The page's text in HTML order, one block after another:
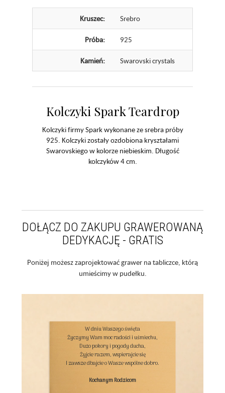
Kruszec: Srebro
Próba: 925
Kamień: Swarovski crystals
Kolczyki Spark Teardrop
Kolczyki firmy Spark wykonane ze srebra próby
925. Kolczyki zostały ozdobiona kryształami
Swarovskiego w kolorze niebieskim. Długość
kolczyków 4 cm.
DOŁĄCZ DO ZAKUPU GRAWEROWANĄ
DEDYKACJĘ - GRATIS
Poniżej możesz zaprojektować grawer na tabliczce, którą
umieścimy w pudełku.
W dniu Waszego święta
Życzymy Wam moc radości i uśmiechu,
Dużo pokory i pogody ducha,
Żyjcie razem, wspierajcie się
I zawsze dbajcie o Wasze wspólne dobro.
Kochanym Rodzicom